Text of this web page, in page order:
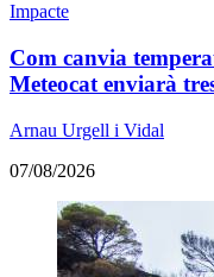
Impacte
Com canvia
Meteocat enviarà
Arnau Urgell i Vidal
07/08/2026